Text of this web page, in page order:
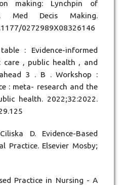
making: Lynchpin of
Med Decis Making.
0272989X08326146
: Evidence-informed
care , public health , and
3 . B . Workshop :
: meta- research and the
health. 2022;32:2022.
D. Evidence-Based
Practice. Elsevier Mosby;
Practice in Nursing - A